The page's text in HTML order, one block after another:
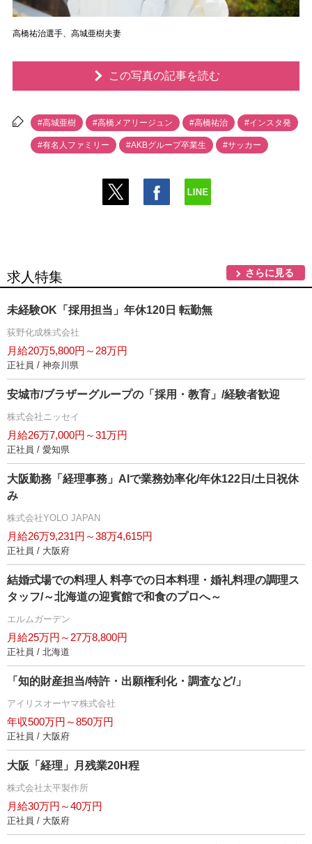
高橋祐治選手、高城亜樹夫妻
この写真の記事を読む
#高城亜樹 #高橋メアリージュン #高橋祐治 #インスタ発
#有名人ファミリー #AKBグループ卒業生 #サッカー
求人特集 さらに見る
未経験OK「採用担当」年休120日 転勤無
荻野化成株式会社
月給20万5,800円～28万円
正社員 / 神奈川県
安城市/ブラザーグループの「採用・教育」/経験者歓迎
株式会社ニッセイ
月給26万7,000円～31万円
正社員 / 愛知県
大阪勤務「経理事務」AIで業務効率化/年休122日/土日祝休
み
株式会社YOLO JAPAN
月給26万9,231円～38万4,615円
正社員 / 大阪府
結婚式場での料理人 料亭での日本料理・婚礼料理の調理ス
タッフ/～北海道の迎賓館で和食のプロへ～
エルムガーデン
月給25万円～27万8,800円
正社員 / 北海道
「知的財産担当/特許・出願権利化・調査など/」
アイリスオーヤマ株式会社
年収500万円～850万円
正社員 / 大阪府
大阪「経理」月残業20H程
株式会社太平製作所
月給30万円～40万円
正社員 / 大阪府